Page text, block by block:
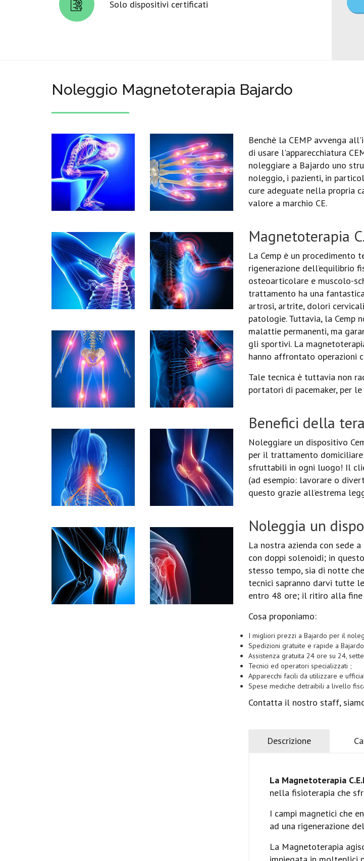
Solo dispositivi certificati
Noleggio Magnetoterapia Bajardo
Benchè la CEMP avvenga
di usare l'apparecchiatura
noleggiare a Bajardo uno
noleggio, i pazienti, in
cure adeguate nella propria
valore a marchio CE.
Magnetoterapia
La Cemp è un procedimento
rigenerazione dell’equilibrio
osteoarticolare e muscolo-
trattamento ha una
artrosi, artrite, dolori
patologie. Tuttavia, la Cemp
malattie permanenti, ma
gli sportivi. La
hanno affrontato operazioni
Tale tecnica è tuttavia non
portatori di pacemaker, per
Benefici della
Noleggiare un dispositivo
per il trattamento
sfruttabili in ogni luogo! Il
(ad esempio: lavorare o
questo grazie all’estrema
Noleggia un
La nostra azienda con sede
con doppi solenoidi; in
stesso tempo, sia di notte
tecnici sapranno darvi tutte
entro 48 ore; il ritiro alla fine
Cosa proponiamo:
I migliori prezzi a Bajardo per il
Spedizioni gratuite e rapide a
Assistenza gratuita 24 ore su 24,
Tecnici ed operatori specializzati ;
Apparecchi facili da utilizzare e
Spese mediche detraibili a livello
Contatta il nostro staff,
Descrizione
La Magnetoterapia
nella fisioterapia che
I campi magnetici che
ad una rigenerazione
La Magnetoterapia